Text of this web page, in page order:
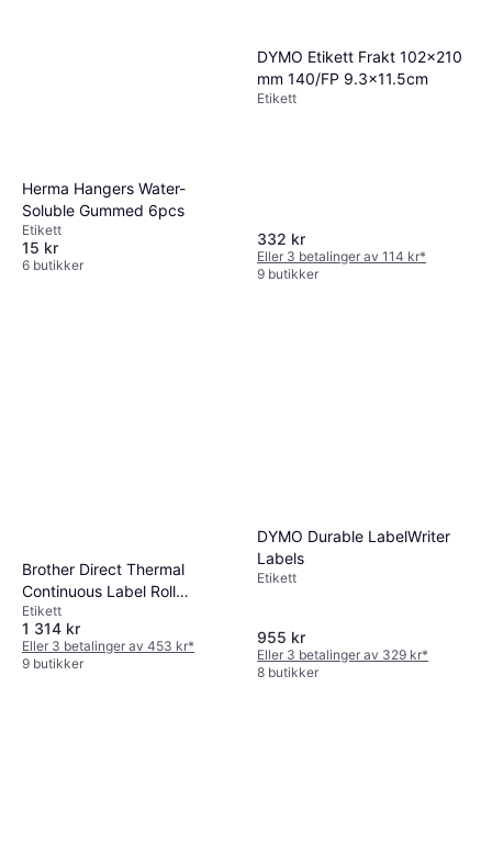
Herma Hangers Water-
Soluble Gummed 6pcs
Etikett
15 kr
6 butikker
DYMO Etikett Frakt 102x210
mm 140/FP 9.3x11.5cm
Etikett
332 kr
Eller 3 betalinger av 114 kr*
9 butikker
Brother Direct Thermal
Continuous Label Roll
10.2x5.8cm
Etikett
1 314 kr
Eller 3 betalinger av 453 kr*
9 butikker
DYMO Durable LabelWriter
Labels
Etikett
955 kr
Eller 3 betalinger av 329 kr*
8 butikker